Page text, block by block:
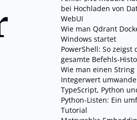
bei Hochladen von
WebUI
Wie man Qdrant
Windows startet
PowerShell: So
gesamte Befehls-
Wie man einen String
Integerwert
TypeScript, Python
Python-Listen: Ein
Tutorial